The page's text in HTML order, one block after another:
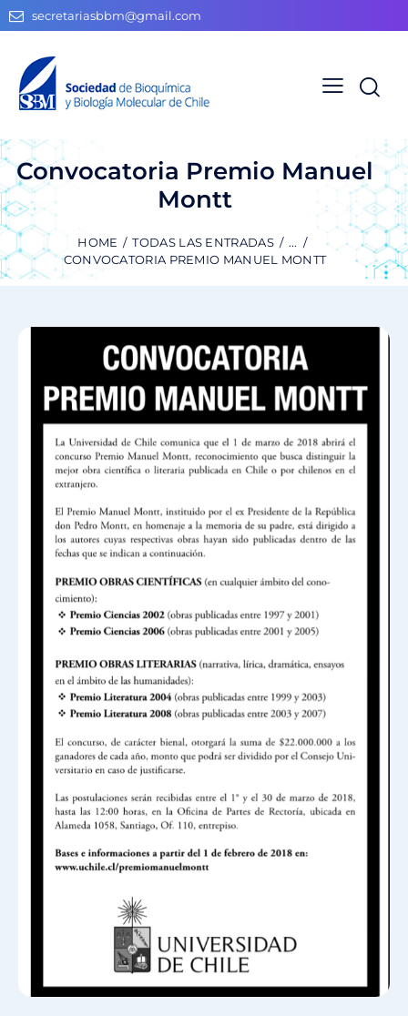
secretariasbbm@gmail.com
Convocatoria Premio Manuel
Montt
HOME TODAS LAS ENTRADAS
...
CONVOCATORIA PREMIO MANUEL MONTT